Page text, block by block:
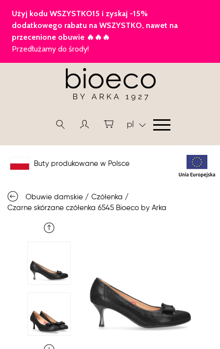
pl
Buty produkowane w Polsce
Obuwie damskie / Czółenka /
Czarne skórzane czółenka 6545 Bioeco by Arka